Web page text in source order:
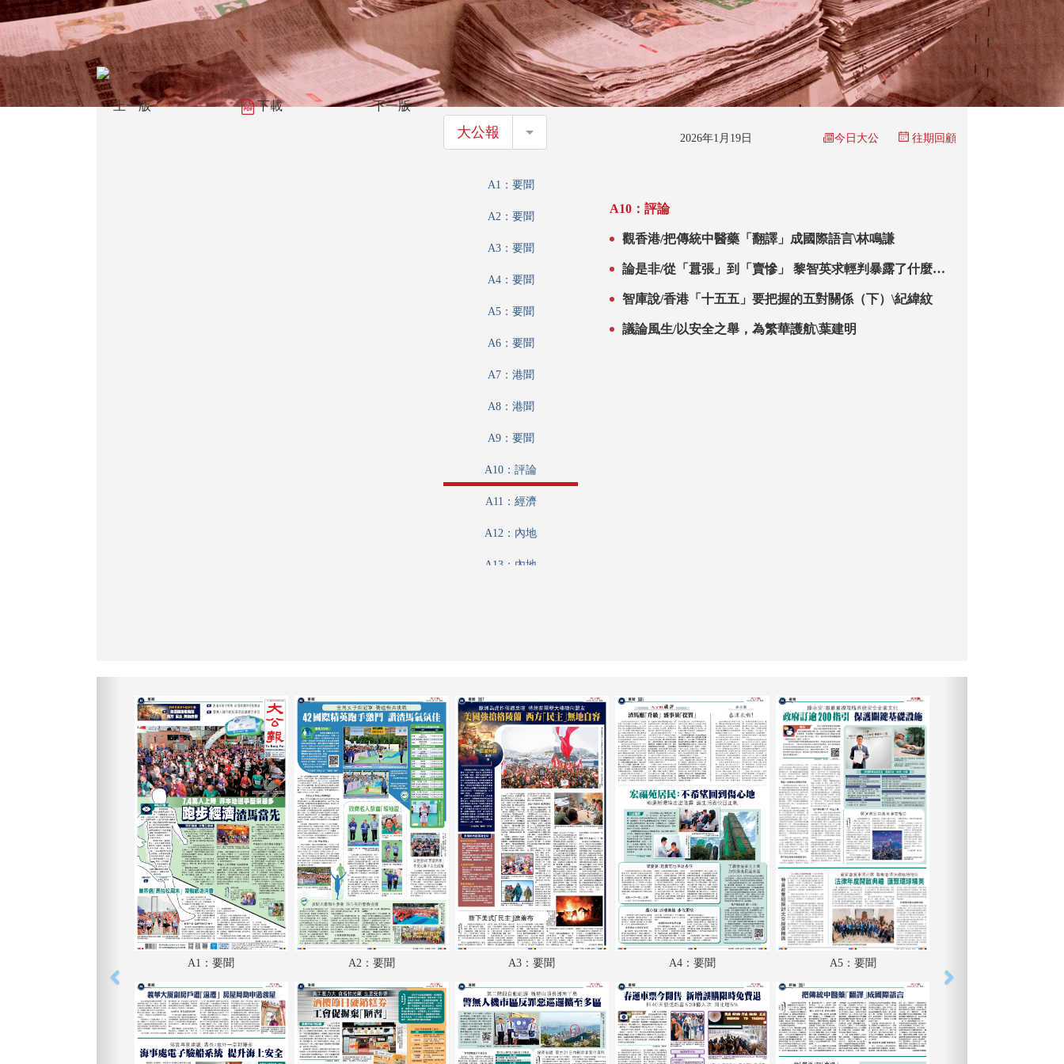
上一版 下載 下一版
大公報 大公報 2026年1月19日 今日大公 往期回顧
A1：要聞
A2：要聞
A3：要聞
A4：要聞
A5：要聞
A6：要聞
A7：港聞
A8：港聞
A9：要聞
A10：評論
A11：經濟
A12：內地
A13：內地
A18：經濟
A19：體育
A20：國際
B1：副刊
B2：大公園
B3：小公園
B4：經濟
A10：評論
觀香港/把傳統中醫藥「翻譯」成國際語言\林鳴謙
論是非/從「囂張」到「賣慘」 黎智英求輕判暴露了什麼？
智庫說/香港「十五五」要把握的五對關係（下）\紀緯紋
議論風生/以安全之舉，為繁華護航\葉建明
A1：要聞 A2：要聞 A3：要聞 A4：要聞 A5：要聞